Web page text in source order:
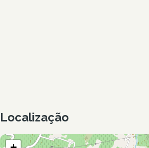
Localização